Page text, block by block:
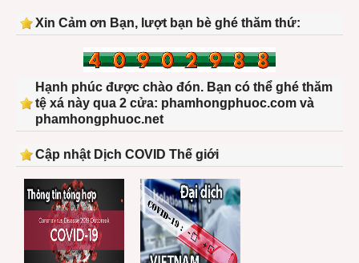
Xin Cảm ơn Bạn, lượt bạn bè ghé thăm thứ:
Hạnh phúc được chào đón. Bạn có thể ghé thăm
tệ xá này qua 2 cửa: phamhongphuoc.com và
phamhongphuoc.net
Cập nhật Dịch COVID Thế giới